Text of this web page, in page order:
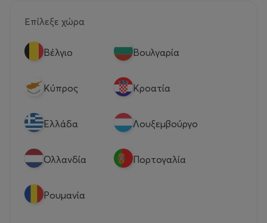
Επίλεξε χώρα
Βέλγιο Βουλγαρία
Κύπρος Κροατία
Eλλάδα Λουξεμβούργο
Ολλανδία Πορτογαλία
Ρουμανία